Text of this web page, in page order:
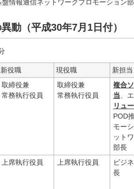
盤情報通信ネットワークプロモーション
動（平成30年7月1日付）
新役職 現役職 新担当
取締役兼
常務執行役員
取締役兼
常務執行役員
複合
当 、
リュ
POD
モー
ット
部長
上席執行役員 上席執行役員
ビジ
長